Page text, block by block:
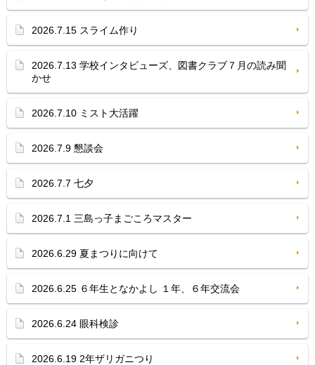
2026.7.15 スライム作り
2026.7.13 学校インタビューズ、図書クラブ７月の読み聞
かせ
2026.7.10 ミスト大活躍
2026.7.9 懇談会
2026.7.7 七夕
2026.7.1 三島っ子まごころマスター
2026.6.29 夏まつりに向けて
2026.6.25 ６年生となかよし １年、６年交流会
2026.6.24 眼科検診
2026.6.19 2年ザリガニつり